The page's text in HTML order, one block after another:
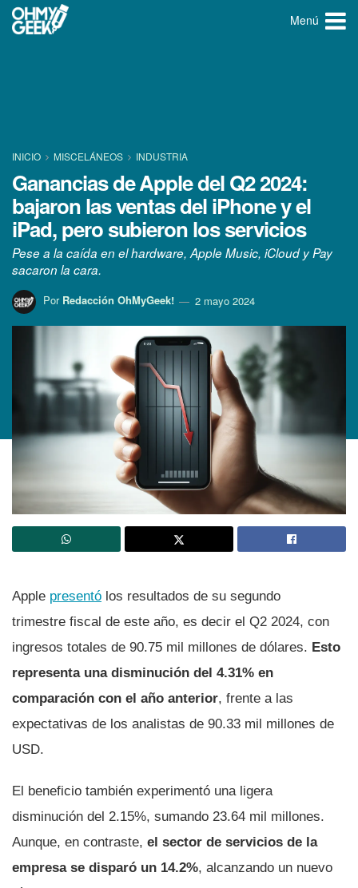
Menú
INICIO MISCELÁNEOS INDUSTRIA
Ganancias de Apple del Q2 2024:
bajaron las ventas del iPhone y el
iPad, pero subieron los servicios
Pese a la caída en el hardware, Apple Music, iCloud y Pay
sacaron la cara.
Por Redacción OhMyGeek! 2 mayo 2024
Apple presentó los resultados de su segundo
trimestre fiscal de este año, es decir el Q2 2024, con
ingresos totales de 90.75 mil millones de dólares. Esto
representa una disminución del 4.31% en
comparación con el año anterior, frente a las
expectativas de los analistas de 90.33 mil millones de
USD.
El beneficio también experimentó una ligera
disminución del 2.15%, sumando 23.64 mil millones.
Aunque, en contraste, el sector de servicios de la
empresa se disparó un 14.2%, alcanzando un nuevo